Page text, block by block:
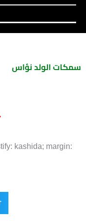
سمكات الولد نؤاس
kashida; margin: